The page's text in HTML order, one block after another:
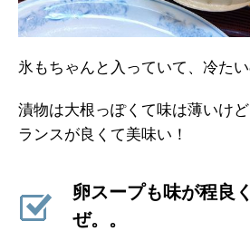
氷もちゃんと入っていて、冷た
漬物は大根っぽくて味は薄いけ
ランスが良くて美味い！
卵スープも味が程良
ぜ。。